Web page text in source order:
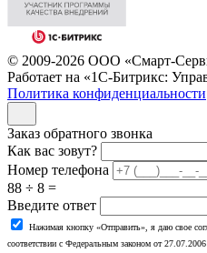
© 2009-2026 ООО «Смарт-
Работает на «1С-Битрикс:
Политика конфиденциальности
Заказ обратного звонка
Как вас зовут?
Номер телефона
88 ÷ 8 =
Введите ответ
Нажимая кнопку «Отправить», я даю свое
соответствии с Федеральным законом от